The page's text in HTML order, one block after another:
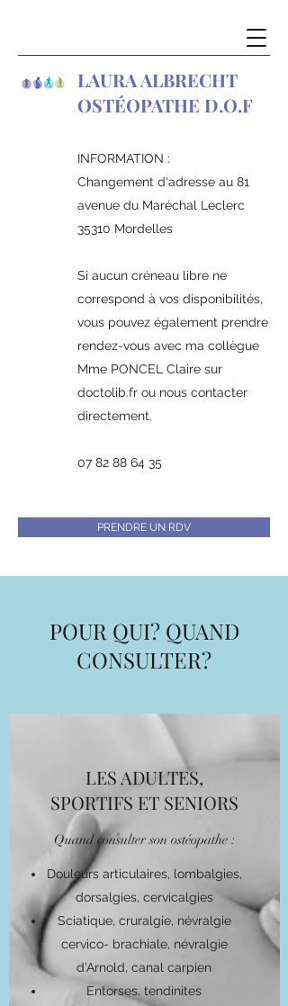
LAURA ALBRECHT
OSTÉOPATHE D.O.F
INFORMATION :
Changement d'adresse au 81
avenue du Maréchal Leclerc
35310 Mordelles
Si aucun créneau libre ne
correspond à vos disponibilités,
vous pouvez également prendre
rendez-vous avec ma collègue
Mme PONCEL Claire sur
doctolib.fr ou nous contacter
directement.
07 82 88 64 35
PRENDRE UN RDV
POUR QUI? QUAND
CONSULTER?
LES ADULTES,
SPORTIFS ET SENIORS
Quand consulter son ostéopathe :
Douleurs articulaires, lombalgies,
dorsalgies, cervicalgies
Sciatique, cruralgie, névralgie
cervico- brachiale, névralgie
d’Arnold, canal carpien
Entorses, tendinites